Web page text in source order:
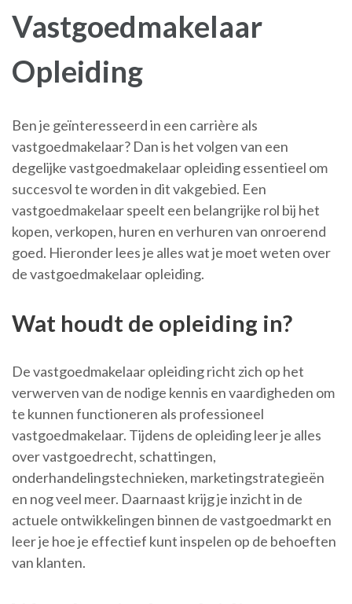
Vastgoedmakelaar
Opleiding
Ben je geïnteresseerd in een carrière als
vastgoedmakelaar? Dan is het volgen van een
degelijke vastgoedmakelaar opleiding essentieel om
succesvol te worden in dit vakgebied. Een
vastgoedmakelaar speelt een belangrijke rol bij het
kopen, verkopen, huren en verhuren van onroerend
goed. Hieronder lees je alles wat je moet weten over
de vastgoedmakelaar opleiding.
Wat houdt de opleiding in?
De vastgoedmakelaar opleiding richt zich op het
verwerven van de nodige kennis en vaardigheden om
te kunnen functioneren als professioneel
vastgoedmakelaar. Tijdens de opleiding leer je alles
over vastgoedrecht, schattingen,
onderhandelingstechnieken, marketingstrategieën
en nog veel meer. Daarnaast krijg je inzicht in de
actuele ontwikkelingen binnen de vastgoedmarkt en
leer je hoe je effectief kunt inspelen op de behoeften
van klanten.